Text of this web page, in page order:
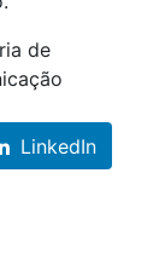
de
LinkedIn